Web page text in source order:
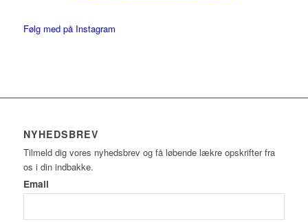
Følg med på Instagram
NYHEDSBREV
Tilmeld dig vores nyhedsbrev og få løbende lækre opskrifter fra
os i din indbakke.
Email